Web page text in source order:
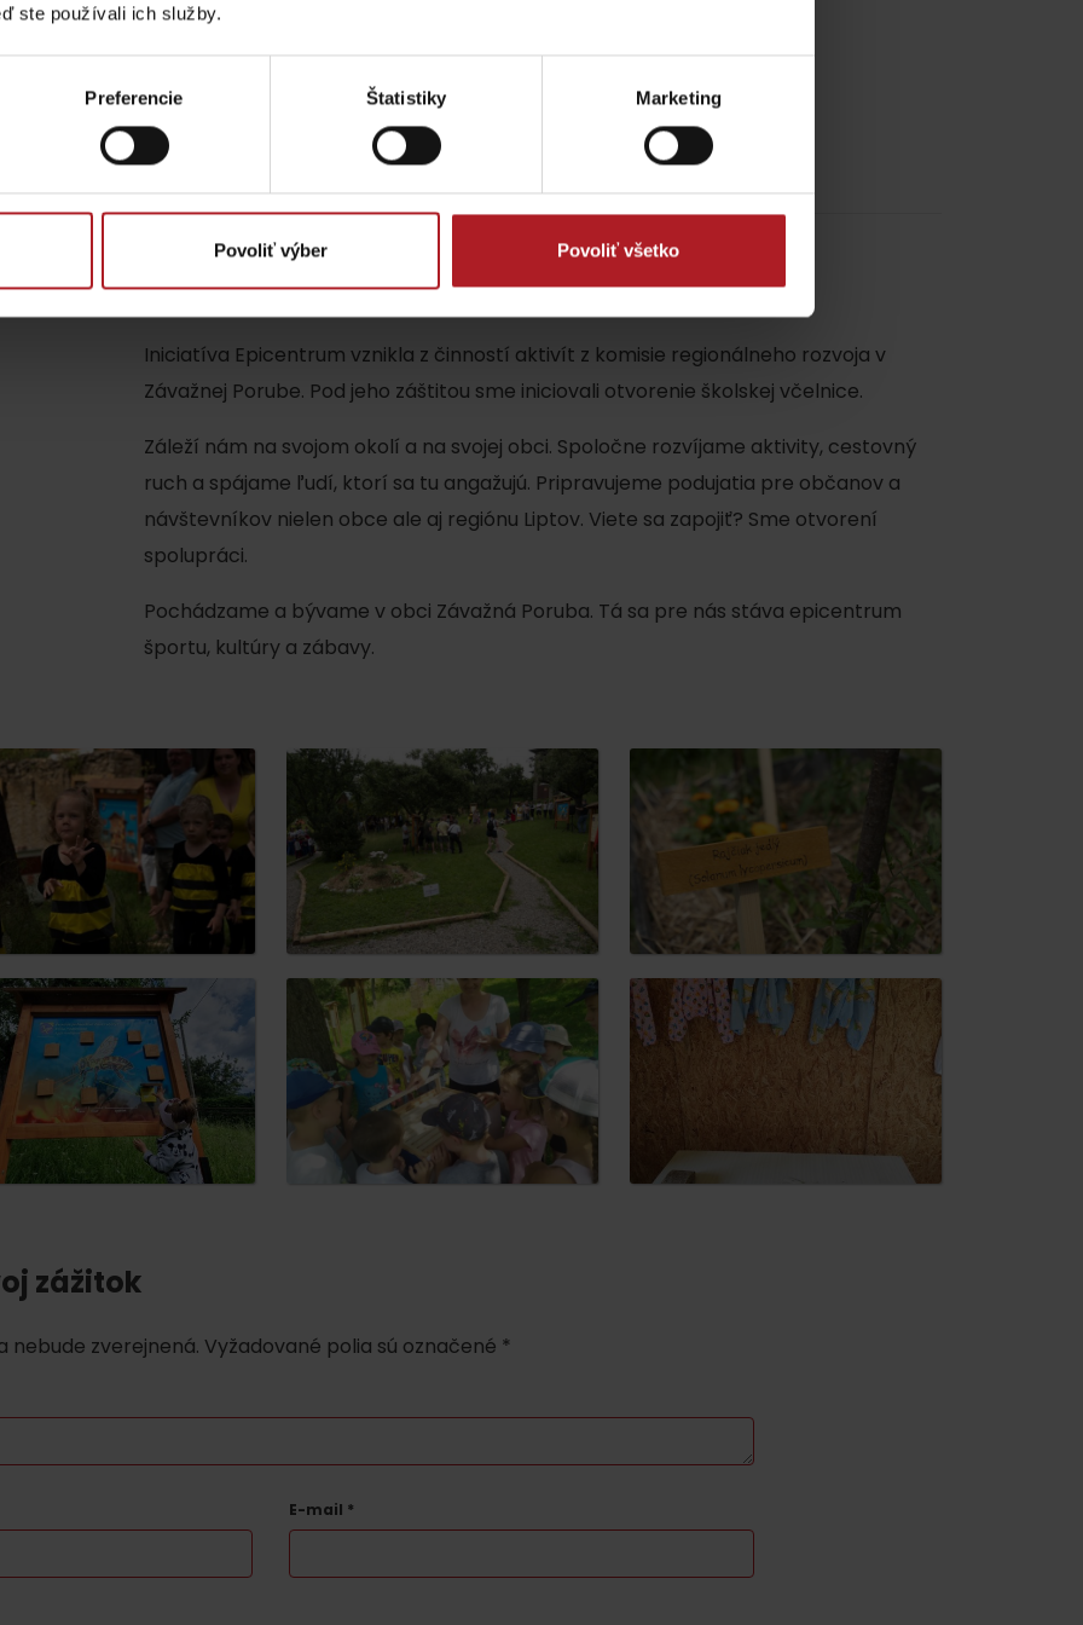
ste používali ich služby.
Preferencie Štatistiky Marketing
Povoliť výber Povoliť všetko
No data found for this source.
No data found for this source.
No data found for this source. No data found for this source.
GRAFON s.r.o,
GREEN LAND s.r.o.,
PETRUS GROUP s.r.o.,
O Epicentre
Iniciatíva Epicentrum vznikla z činností aktivít z komisie regionálneho rozvoja v
Závažnej Porube. Pod jeho záštitou sme iniciovali otvorenie školskej včelnice.
Záleží nám na svojom okolí a na svojej obci. Spoločne rozvíjame aktivity, cestovný
ruch a spájame ľudí, ktorí sa tu angažujú. Pripravujeme podujatia pre občanov a
návštevníkov nielen obce ale aj regiónu Liptov. Viete sa zapojiť? Sme otvorení
spolupráci.
Pochádzame a bývame v obci Závažná Poruba. Tá sa pre nás stáva epicentrum
športu, kultúry a zábavy.
zážitok
nebude zverejnená. Vyžadované polia sú označené *
E-mail *